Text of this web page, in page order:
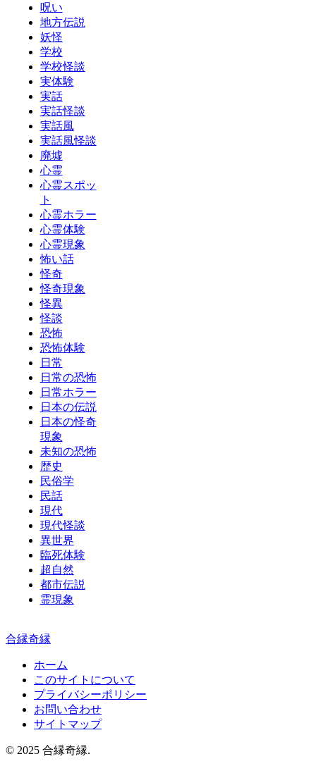
呪い
地方伝説
妖怪
学校
学校怪談
実体験
実話
実話怪談
実話風
実話風怪談
廃墟
心霊
心霊スポッ
ト
心霊ホラー
心霊体験
心霊現象
怖い話
怪奇
怪奇現象
怪異
怪談
恐怖
恐怖体験
日常
日常の恐怖
日常ホラー
日本の伝説
日本の怪奇
現象
未知の恐怖
歴史
民俗学
民話
現代
現代怪談
異世界
臨死体験
超自然
都市伝説
霊現象
合縁奇縁
ホーム
このサイトについて
プライバシーポリシー
お問い合わせ
サイトマップ
© 2025 合縁奇縁.